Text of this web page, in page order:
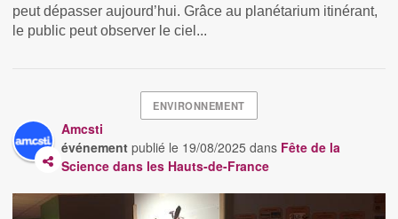
peut dépasser aujourd’hui. Grâce au planétarium itinérant,
le public peut observer le ciel...
ENVIRONNEMENT
Amcsti
événement publié le 19/08/2025 dans Fête de la
Science dans les Hauts-de-France